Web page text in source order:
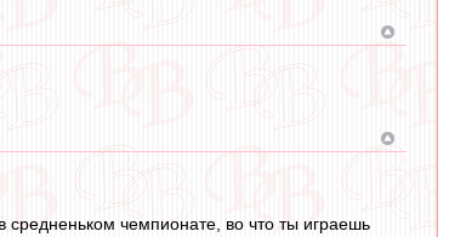
средненьком чемпионате, во что ты играешь